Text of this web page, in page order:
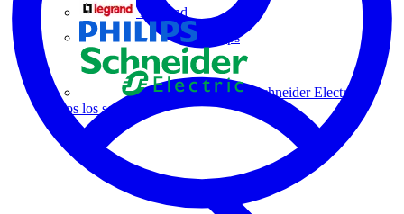
Legrand
Philips
Schneider Electric
Todos los socios